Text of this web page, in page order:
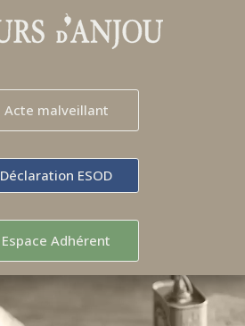
Acte malveillant
Déclaration ESOD
Espace Adhérent